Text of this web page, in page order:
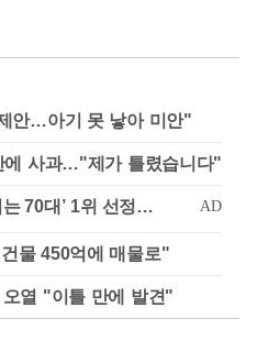
안…아기 못 낳아 미안"
에 사과…"제가 틀렸습니다"
물 450억에 매물로"
열 "이틀 만에 발견"